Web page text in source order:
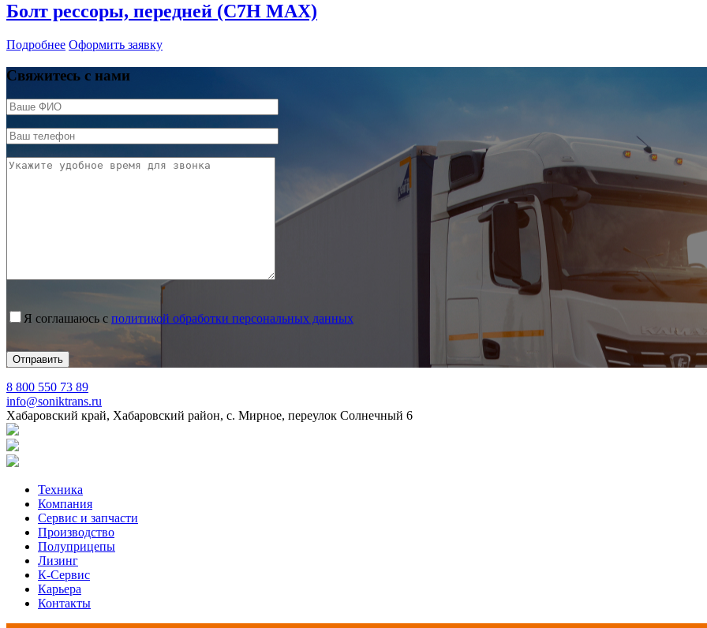
Болт рессоры, передней (C7H MAX)
Подробнее Оформить заявку
Свяжитесь с нами
Я соглашаюсь с политикой обработки персональных данных
8 800 550 73 89
info@soniktrans.ru
Хабаровский край, Хабаровский район, с. Мирное, переулок Солнечный 6
Техника
Компания
Сервис и запчасти
Производство
Полуприцепы
Лизинг
К-Сервис
Карьера
Контакты